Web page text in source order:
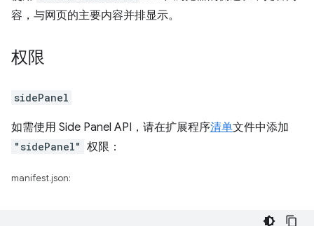
容，与网页的主要内容并排显示。
权限
sidePanel
如需使用 Side Panel API，请在扩展程序清单文件中添加
"sidePanel" 权限：
manifest.json: